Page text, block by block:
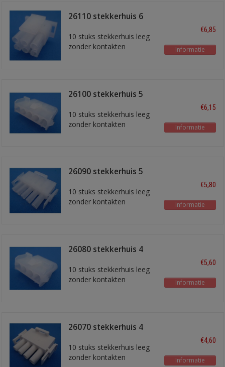
26110 stekkerhuis 6
10 stuks stekkerhuis leeg
zonder kontakten
€6,85
Informatie
26100 stekkerhuis 5
10 stuks stekkerhuis leeg
zonder kontakten
€6,15
Informatie
26090 stekkerhuis 5
10 stuks stekkerhuis leeg
zonder kontakten
€5,80
Informatie
26080 stekkerhuis 4
10 stuks stekkerhuis leeg
zonder kontakten
€5,60
Informatie
26070 stekkerhuis 4
10 stuks stekkerhuis leeg
zonder kontakten
€4,60
Informatie